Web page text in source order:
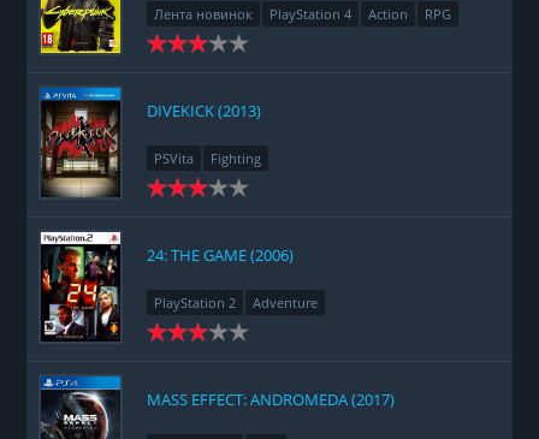
Лента новинок PlayStation 4 Action
RPG
Racing
Adventure
DIVEKICK (2013)
PSVita Fighting
24: THE GAME (2006)
PlayStation 2 Adventure
MASS EFFECT: ANDROMEDA (2017)